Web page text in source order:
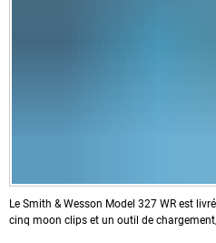
Le Smith & Wesson Model 327 WR est
cinq moon clips et un outil de